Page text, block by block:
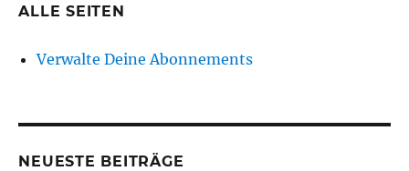
ALLE SEITEN
Verwalte Deine Abonnements
NEUESTE BEITRÄGE